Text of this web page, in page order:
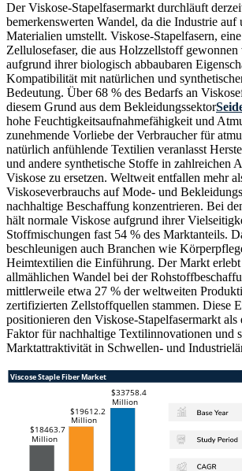
Der Viskose-Stapelfasermarkt durchläuft
bemerkenswerten Wandel, da die Industrie
Materialien umstellt. Viskose-Stapelfasern,
Zellulosefaser, die aus Holzzellstoff
aufgrund ihrer biologisch abbaubaren
Kompatibilität mit natürlichen und
Bedeutung. Über 68 % des Bedarfs an
diesem Grund aus dem Bekleidungssektor
hohe Feuchtigkeitsaufnahmefähigkeit und
zunehmende Vorliebe der Verbraucher für
natürlich anfühlende Textilien veranlasst
und andere synthetische Stoffe in zahlreichen
Viskose zu ersetzen. Weltweit entfallen mehr
Viskoseverbrauchs auf Mode- und
nachhaltige Beschaffung konzentrieren. Bei
hält normale Viskose aufgrund ihrer
Stoffmischungen fast 54 % des Marktanteils.
beschleunigen auch Branchen wie
Heimtextilien die Einführung. Der Markt erlebt
allmählichen Wandel bei der
mittlerweile etwa 27 % der weltweiten
zertifizierten Zellstoffquellen stammen. Diese
positionieren den Viskose-Stapelfasermarkt
Faktor für nachhaltige Textilinnovationen und
Marktattraktivität in Schwellen- und